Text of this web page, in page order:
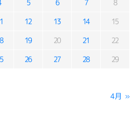
5 6 7 8
12 13 14 15
19 20 21 22
26 27 28 29
4月 »